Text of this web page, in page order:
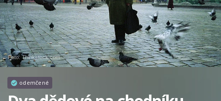
Foto: Thinkstock.com
odemčené